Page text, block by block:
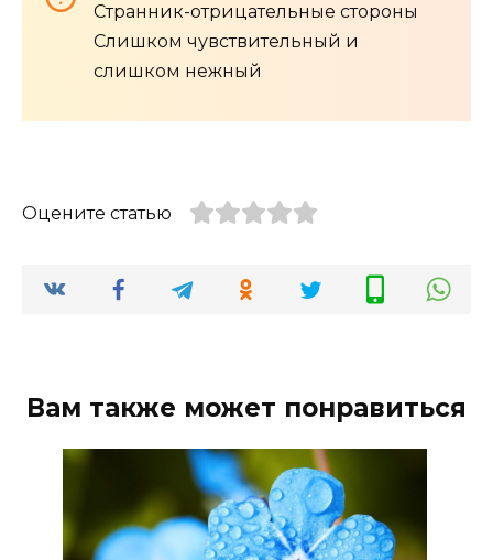
Странник-отрицательные стороны
Слишком чувствительный и
слишком нежный
Оцените статью
Вам также может понравиться